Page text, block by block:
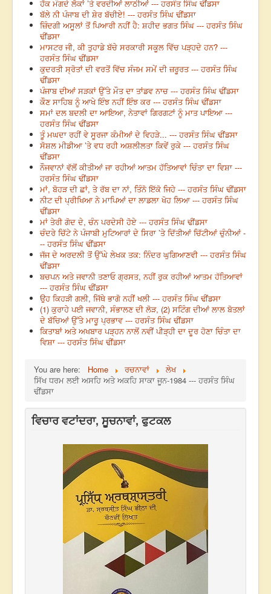
ਹੱਕ ਮੰਗਦੇ ਲੋਕਾਂ ’ਤੇ ਵਰਦੀਆਂ ਲਾਠੀਆਂ --- ਹਰਸੰਤ ਸਿੰਘ ਢੀਂਡਸਾ
ਬੱਲੇ ਨੀ ਪੰਜਾਬ ਦੀ ਸ਼ੇਰ ਬੱਚੀਏ! --- ਹਰਸੰਤ ਸਿੰਘ ਢੀਂਡਸਾ
ਜ਼ਿੰਦਗੀ ਅਸੂਲਾਂ ਤੋਂ ਪਿਆਰੀ ਨਹੀਂ ਹੈ: ਸ਼ਹੀਦ ਭਗਤ ਸਿੰਘ --- ਹਰਸੰਤ ਸਿੰਘ
ਢੀਂਡਸਾ
ਮਾਸਟਰ ਜੀ, ਕੀ ਤੁਹਾਡੇ ਬੱਚੇ ਸਰਕਾਰੀ ਸਕੂਲ ਵਿੱਚ ਪੜ੍ਹਦੇ ਹਨ? ---
ਹਰਸੰਤ ਸਿੰਘ ਢੀਂਡਸਾ
ਕੁਦਰਤੀ ਸ੍ਰੋਤਾਂ ਦੀ ਵਰਤੋਂ ਵਿੱਚ ਸੰਜਮ ਸਮੇਂ ਦੀ ਜ਼ਰੂਰਤ --- ਹਰਸੰਤ ਸਿੰਘ
ਢੀਂਡਸਾ
ਪੰਜਾਬ ਦੀਆਂ ਸੜਕਾਂ ਉੱਤੇ ਮੌਤ ਦਾ ਤਾਂਡਵ ਨਾਚ --- ਹਰਸੰਤ ਸਿੰਘ ਢੀਂਡਸਾ
ਕੌਣ ਸਾਹਿਬ ਨੂੰ ਆਖੇ ਇੰਝ ਨਹੀਂ ਇੰਝ ਕਰ --- ਹਰਸੰਤ ਸਿੰਘ ਢੀਂਡਸਾ
ਸਮਾਂ ਦਲ ਬਦਲੀ ਦਾ ਆਇਆ, ਨੇਤਾਵਾਂ ਗਿਰਗਟਾਂ ਨੂੰ ਮਾਤ ਪਾਇਆ ---
ਹਰਸੰਤ ਸਿੰਘ ਢੀਂਡਸਾ
ਤੂੰ ਮਘਦਾ ਰਹੀਂ ਵੇ ਸੂਰਜਾ ਕੰਮੀਆਂ ਦੇ ਵਿਹੜੇ... --- ਹਰਸੰਤ ਸਿੰਘ ਢੀਂਡਸਾ
ਸੋਸ਼ਲ ਮੀਡੀਆ ’ਤੇ ਵਧ ਰਹੀ ਅਸ਼ਲੀਲਤਾ ਕਿਵੇਂ ਰੁਕੇ --- ਹਰਸੰਤ ਸਿੰਘ
ਢੀਂਡਸਾ
ਨੌਜਵਾਨਾਂ ਵੱਲੋਂ ਕੀਤੀਆਂ ਜਾ ਰਹੀਆਂ ਆਤਮ ਹੱਤਿਆਵਾਂ ਚਿੰਤਾ ਦਾ ਵਿਸ਼ਾ ---
ਹਰਸੰਤ ਸਿੰਘ ਢੀਂਡਸਾ
ਮਾਂ, ਬੋਹੜ ਦੀ ਛਾਂ, ਤੇ ਰੱਬ ਦਾ ਨਾਂ, ਤਿੰਨੋ ਇੱਕੋ ਜਿਹੇ --- ਹਰਸੰਤ ਸਿੰਘ ਢੀਂਡਸਾ
ਨੀਟ ਦੀ ਪ੍ਰੀਖਿਆ ਨੇ ਮਾਪਿਆਂ ਦਾ ਲਾਡਲਾ ਖੋਹ ਲਿਆ --- ਹਰਸੰਤ ਸਿੰਘ
ਢੀਂਡਸਾ
ਮਾਂ ਤੇਰੀ ਗੋਦ ਦੇ, ਚੰਨ ਪਰਦੇਸੀ ਹੋਏ --- ਹਰਸੰਤ ਸਿੰਘ ਢੀਂਡਸਾ
ਚੰਦਰੇ ਚਿੱਟੇ ਨੇ ਪੰਜਾਬੀ ਮੁਟਿਆਰਾਂ ਦੇ ਸਿਰਾ ’ਤੇ ਦਿੱਤੀਆਂ ਚਿੱਟੀਆਂ ਚੁੰਨੀਆਂ -
-- ਹਰਸੰਤ ਸਿੰਘ ਢੀਂਡਸਾ
ਜੱਜ ਦੇ ਅਰਦਲੀ ਤੋਂ ਉੱਘੇ ਲੇਖਕ ਤਕ: ਨਿੰਦਰ ਘੁਗਿਆਣਵੀ --- ਹਰਸੰਤ ਸਿੰਘ
ਢੀਂਡਸਾ
ਬਚਪਨ ਅਤੇ ਜਵਾਨੀ ਤਣਾਓ ਗ੍ਰਸਤ, ਨਹੀਂ ਰੁਕ ਰਹੀਆਂ ਆਤਮ ਹੱਤਿਆਵਾਂ
--- ਹਰਸੰਤ ਸਿੰਘ ਢੀਂਡਸਾ
ਉਹ ਕਿਹੜੀ ਗਲੀ, ਜਿੱਥੇ ਭਾਗੋ ਨਹੀਂ ਖਲੀ --- ਹਰਸੰਤ ਸਿੰਘ ਢੀਂਡਸਾ
(1) ਕੁਰਾਹੇ ਪਈ ਜਵਾਨੀ, ਸੰਭਾਲਣ ਦੀ ਲੋੜ, (2) ਸਟਿੰਗ ਦੀਆਂ ਲਾਲ ਬੋਤਲਾਂ
ਦੇ ਬੱਚਿਆਂ ਉੱਤੇ ਮਾਰੂ ਪ੍ਰਭਾਵ --- ਹਰਸੰਤ ਸਿੰਘ ਢੀਂਡਸਾ
ਕਿਤਾਬਾਂ ਅਤੇ ਅਖਬਾਰ ਪੜ੍ਹਨ ਨਾਲੋਂ ਨਵੀਂ ਪੀੜ੍ਹੀ ਦਾ ਦੂਰ ਹੋਣਾ ਚਿੰਤਾ ਦਾ
ਵਿਸ਼ਾ --- ਹਰਸੰਤ ਸਿੰਘ ਢੀਂਡਸਾ
You are here: Home ਰਚਨਾਵਾਂ
ਲੇਖ
ਸਿੱਖ ਧਰਮ ਲਈ ਅਸਹਿ ਅਤੇ ਅਕਹਿ ਸਾਕਾ ਜੂਨ-1984 --- ਹਰਸੰਤ ਸਿੰਘ
ਢੀਂਡਸਾ
ਵਿਚਾਰ ਵਟਾਂਦਰਾ, ਸੂਚਨਾਵਾਂ, ਫੁਟਕਲ